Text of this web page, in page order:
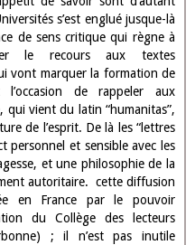
.
par les Espagnols et les
nouveaux espaces sont mis
moment où Rabelais écrit
se met en place. À
mettent les Français au
En même temps, cette
: l’imprimerie, a pour
textes, le contact direct de
les représentations
Copernic, en s’imposant
de la pensée humaine.